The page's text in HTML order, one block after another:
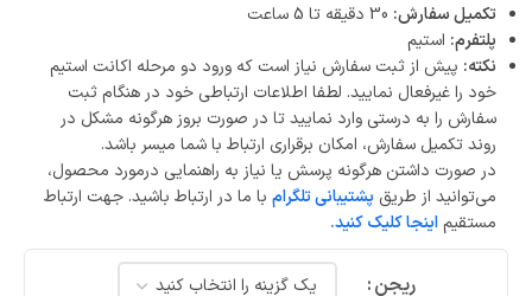
تکمیل سفارش:
پلتفرم: استیم
نکته: پیش از ثبت سفارش نیاز است که ورود دو مرحله اکانت استیم
خود را غیرفعال نمایید. لطفا اطلاعات ارتباطی خود در هنگام ثبت
سفارش را به درستی وارد نمایید تا در صورت بروز هرگونه مشکل در
روند تکمیل سفارش، امکان برقراری ارتباط با شما میسر باشد.
در صورت داشتن هرگونه پرسش یا نیاز به راهنمایی درمورد محصول،
می‌توانید از طریق پشتیبانی تلگرام با ما در ارتباط باشید. جهت ارتباط
مستقیم اینجا کلیک کنید.
ریجن